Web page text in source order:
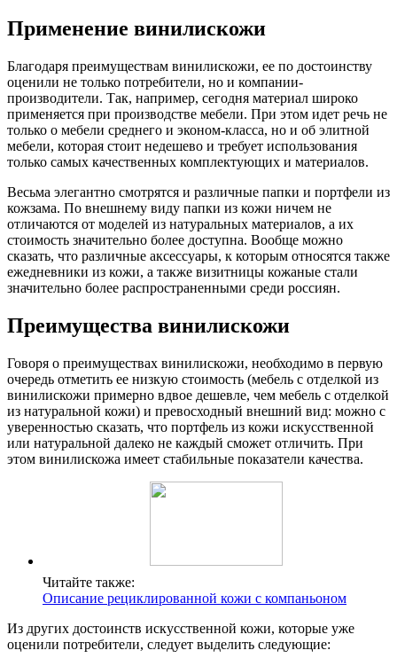
Применение винилискожи
Благодаря преимуществам винилискожи, ее по достоинству
оценили не только потребители, но и компании-
производители. Так, например, сегодня материал широко
применяется при производстве мебели. При этом идет речь не
только о мебели среднего и эконом-класса, но и об элитной
мебели, которая стоит недешево и требует использования
только самых качественных комплектующих и материалов.
Весьма элегантно смотрятся и различные папки и портфели из
кожзама. По внешнему виду папки из кожи ничем не
отличаются от моделей из натуральных материалов, а их
стоимость значительно более доступна. Вообще можно
сказать, что различные аксессуары, к которым относятся также
ежедневники из кожи, а также визитницы кожаные стали
значительно более распространенными среди россиян.
Преимущества винилискожи
Говоря о преимуществах винилискожи, необходимо в первую
очередь отметить ее низкую стоимость (мебель с отделкой из
винилискожи примерно вдвое дешевле, чем мебель с отделкой
из натуральной кожи) и превосходный внешний вид: можно с
уверенностью сказать, что портфель из кожи искусственной
или натуральной далеко не каждый сможет отличить. При
этом винилискожа имеет стабильные показатели качества.
Читайте также:
Описание рециклированной кожи с компаньоном
Из других достоинств искусственной кожи, которые уже
оценили потребители, следует выделить следующие: